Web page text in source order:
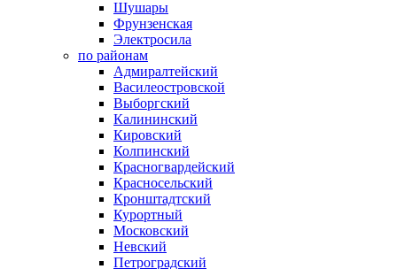
Шушары
Фрунзенская
Электросила
по районам
Адмиралтейский
Василеостровской
Выборгский
Калининский
Кировский
Колпинский
Красногвардейский
Красносельский
Кронштадтский
Курортный
Московский
Невский
Петроградский